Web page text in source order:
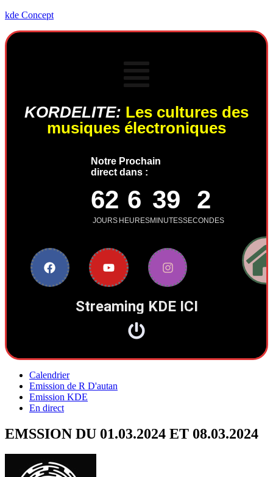
kde Concept
KORDELITE: Les cultures des
musiques électroniques
Notre Prochain
direct dans :
62
JOURS
6
HEURES
39
MINUTES
2
SECONDES
Streaming KDE ICI
Calendrier
Emission de R D'autan
Emission KDE
En direct
EMSSION DU 01.03.2024 ET 08.03.2024